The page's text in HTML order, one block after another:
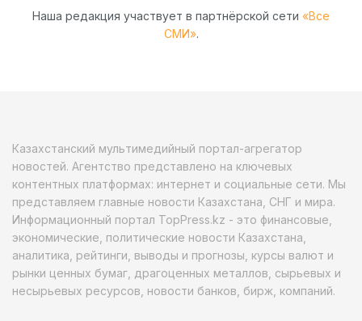
Наша редакция участвует в партнёрской сети «Все
СМИ».
Казахстанский мультимедийный портал-агрегатор
новостей. Агентство представлено на ключевых
контентных платформах: интернет и социальные сети. Мы
представляем главные новости Казахстана, СНГ и мира.
Информационный портал TopPress.kz - это финансовые,
экономические, политические новости Казахстана,
аналитика, рейтинги, выводы и прогнозы, курсы валют и
рынки ценных бумаг, драгоценных металлов, сырьевых и
несырьевых ресурсов, новости банков, бирж, компаний.